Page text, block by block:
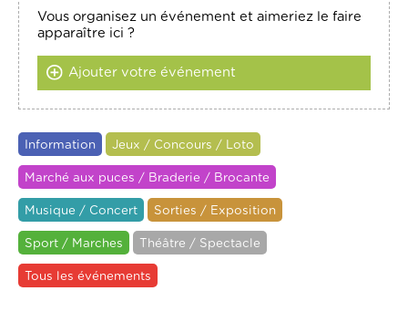
Vous organisez un événement et aimeriez le faire
apparaître ici ?
Ajouter votre événement
Information Jeux / Concours / Loto
Marché aux puces / Braderie / Brocante
Musique / Concert Sorties / Exposition
Sport / Marches Théâtre / Spectacle
Tous les événements